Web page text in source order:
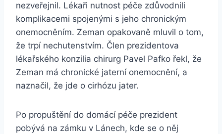
nezveřejnil. Lékaři nutnost péče zdůvodnili
komplikacemi spojenými s jeho chronickým
onemocněním. Zeman opakovaně mluvil o tom,
že trpí nechutenstvím. Člen prezidentova
lékařského konzilia chirurg Pavel Pafko řekl, že
Zeman má chronické jaterní onemocnění, a
naznačil, že jde o cirhózu jater.
Po propuštění do domácí péče prezident
pobývá na zámku v Lánech, kde se o něj